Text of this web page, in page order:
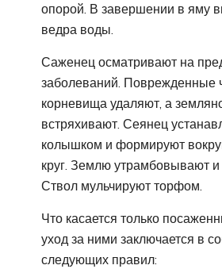
опорой. В завершении в яму
ведра воды.
Саженец осматривают на
заболеваний. Поврежденные
корневища удаляют, а
встряхивают. Сеянец
колышком и формируют
круг. Землю утрамбовывают
Ствол мульчируют торфом.
Что касается только
уход за ними заключается в
следующих правил: